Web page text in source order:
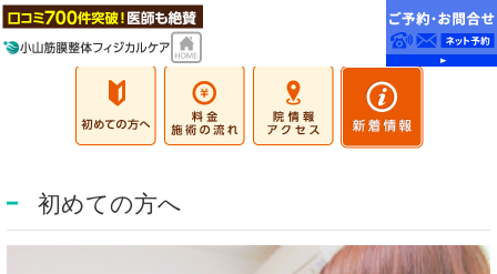
初めての方へ